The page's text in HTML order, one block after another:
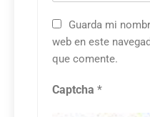
Guarda mi
web en este
que comente.
Captcha *